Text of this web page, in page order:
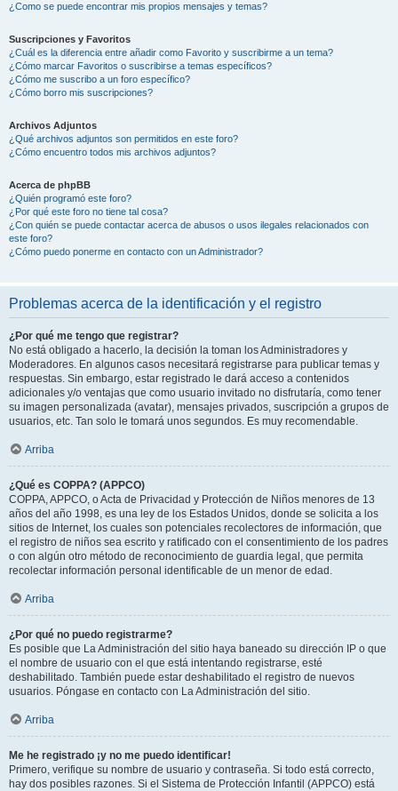
¿Como se puede encontrar mis propios mensajes y temas?
Suscripciones y Favoritos
¿Cuál es la diferencia entre añadir como Favorito y suscribirme a un tema?
¿Cómo marcar Favoritos o suscribirse a temas específicos?
¿Cómo me suscribo a un foro específico?
¿Cómo borro mis suscripciones?
Archivos Adjuntos
¿Qué archivos adjuntos son permitidos en este foro?
¿Cómo encuentro todos mis archivos adjuntos?
Acerca de phpBB
¿Quién programó este foro?
¿Por qué este foro no tiene tal cosa?
¿Con quién se puede contactar acerca de abusos o usos ilegales relacionados con
este foro?
¿Cómo puedo ponerme en contacto con un Administrador?
Problemas acerca de la identificación y el registro
¿Por qué me tengo que registrar?
No está obligado a hacerlo, la decisión la toman los Administradores y
Moderadores. En algunos casos necesitará registrarse para publicar temas y
respuestas. Sin embargo, estar registrado le dará acceso a contenidos
adicionales y/o ventajas que como usuario invitado no disfrutaría, como tener
su imagen personalizada (avatar), mensajes privados, suscripción a grupos de
usuarios, etc. Tan solo le tomará unos segundos. Es muy recomendable.
Arriba
¿Qué es COPPA? (APPCO)
COPPA, APPCO, o Acta de Privacidad y Protección de Niños menores de 13
años del año 1998, es una ley de los Estados Unidos, donde se solicita a los
sitios de Internet, los cuales son potenciales recolectores de información, que
el registro de niños sea escrito y ratificado con el consentimiento de los padres
o con algún otro método de reconocimiento de guardia legal, que permita
recolectar información personal identificable de un menor de edad.
Arriba
¿Por qué no puedo registrarme?
Es posible que La Administración del sitio haya baneado su dirección IP o que
el nombre de usuario con el que está intentando registrarse, esté
deshabilitado. También puede estar deshabilitado el registro de nuevos
usuarios. Póngase en contacto con La Administración del sitio.
Arriba
Me he registrado ¡y no me puedo identificar!
Primero, verifique su nombre de usuario y contraseña. Si todo está correcto,
hay dos posibles razones. Si el Sistema de Protección Infantil (APPCO) está